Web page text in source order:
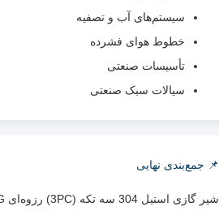
سیستم‌های آب و تصفیه
خطوط هوای فشرده
تأسیسات صنعتی
سیالات سبک صنعتی
📌 جمع‌بندی نهایی